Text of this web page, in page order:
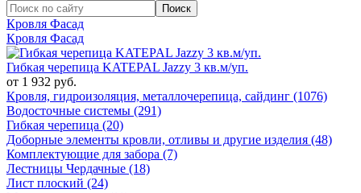
Кровля Фасад
Кровля Фасад
Гибкая черепица KATEPAL Jazzy 3 кв.м/уп.
от 1 932 руб.
Кровля, гидроизоляция, металлочерепица, сайдинг (1076)
Водосточные системы (291)
Гибкая черепица (20)
Доборные элементы кровли, отливы и другие изделия (48)
Комплектующие для забора (7)
Лестницы Чердачные (18)
Лист плоский (24)